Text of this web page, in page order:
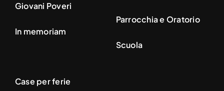
Giovani Poveri
In memoriam
Parrocchia e Oratorio
Scuola
Case per ferie